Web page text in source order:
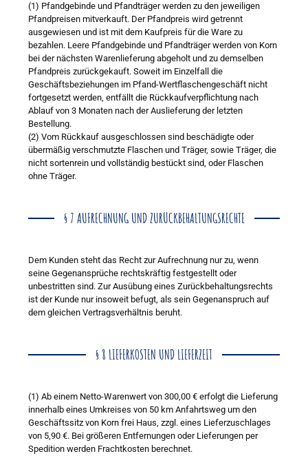
(1) Pfandgebinde und Pfandträger werden zu den jeweiligen
Pfandpreisen mitverkauft. Der Pfandpreis wird getrennt
ausgewiesen und ist mit dem Kaufpreis für die Ware zu
bezahlen. Leere Pfandgebinde und Pfandträger werden von Korn
bei der nächsten Warenlieferung abgeholt und zu demselben
Pfandpreis zurückgekauft. Soweit im Einzelfall die
Geschäftsbeziehungen im Pfand-Wertflaschengeschäft nicht
fortgesetzt werden, entfällt die Rückkaufverpflichtung nach
Ablauf von 3 Monaten nach der Auslieferung der letzten
Bestellung.
(2) Vom Rückkauf ausgeschlossen sind beschädigte oder
übermäßig verschmutzte Flaschen und Träger, sowie Träger, die
nicht sortenrein und vollständig bestückt sind, oder Flaschen
ohne Träger.
§ 7 AUFRECHNUNG UND ZURÜCKBEHALTUNGSRECHTE
Dem Kunden steht das Recht zur Aufrechnung nur zu, wenn
seine Gegenansprüche rechtskräftig festgestellt oder
unbestritten sind. Zur Ausübung eines Zurückbehaltungsrechts
ist der Kunde nur insoweit befugt, als sein Gegenanspruch auf
dem gleichen Vertragsverhältnis beruht.
§ 8 LIEFERKOSTEN UND LIEFERZEIT
(1) Ab einem Netto-Warenwert von 300,00 € erfolgt die Lieferung
innerhalb eines Umkreises von 50 km Anfahrtsweg um den
Geschäftssitz von Korn frei Haus, zzgl. eines Lieferzuschlages
von 5,90 €. Bei größeren Entfernungen oder Lieferungen per
Spedition werden Frachtkosten berechnet.